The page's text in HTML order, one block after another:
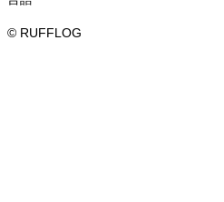
© RUFFLOG